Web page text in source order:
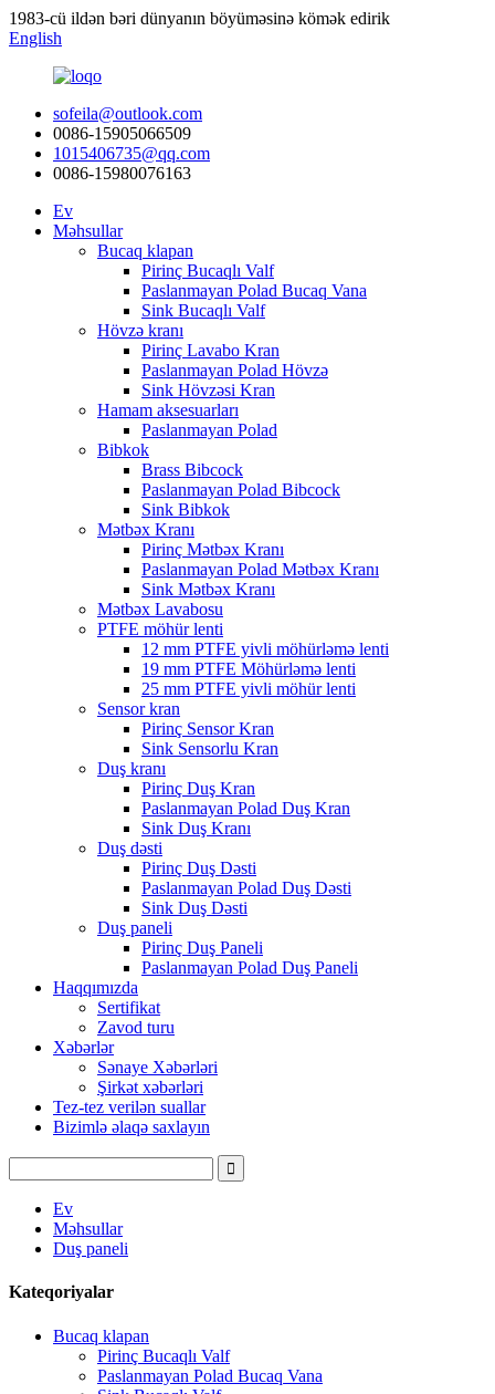
1983-cü ildən bəri dünyanın böyüməsinə kömək edirik
English
sofeila@outlook.com
0086-15905066509
1015406735@qq.com
0086-15980076163
Ev
Məhsullar
Bucaq klapan
Pirinç Bucaqlı Valf
Paslanmayan Polad Bucaq Vana
Sink Bucaqlı Valf
Hövzə kranı
Pirinç Lavabo Kran
Paslanmayan Polad Hövzə
Sink Hövzəsi Kran
Hamam aksesuarları
Paslanmayan Polad
Bibkok
Brass Bibcock
Paslanmayan Polad Bibcock
Sink Bibkok
Mətbəx Kranı
Pirinç Mətbəx Kranı
Paslanmayan Polad Mətbəx Kranı
Sink Mətbəx Kranı
Mətbəx Lavabosu
PTFE möhür lenti
12 mm PTFE yivli möhürləmə lenti
19 mm PTFE Möhürləmə lenti
25 mm PTFE yivli möhür lenti
Sensor kran
Pirinç Sensor Kran
Sink Sensorlu Kran
Duş kranı
Pirinç Duş Kran
Paslanmayan Polad Duş Kran
Sink Duş Kranı
Duş dəsti
Pirinç Duş Dəsti
Paslanmayan Polad Duş Dəsti
Sink Duş Dəsti
Duş paneli
Pirinç Duş Paneli
Paslanmayan Polad Duş Paneli
Haqqımızda
Sertifikat
Zavod turu
Xəbərlər
Sənaye Xəbərləri
Şirkət xəbərləri
Tez-tez verilən suallar
Bizimlə əlaqə saxlayın
Ev
Məhsullar
Duş paneli
Kateqoriyalar
Bucaq klapan
Pirinç Bucaqlı Valf
Paslanmayan Polad Bucaq Vana